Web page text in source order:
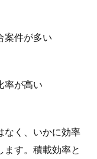
案件が多い
率が高い
なく、いかに効率
す。積載効率と